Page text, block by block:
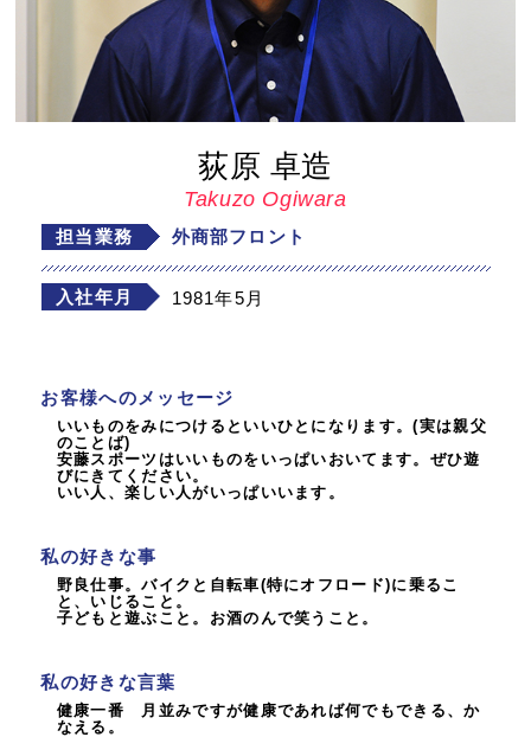
荻原 卓造
Takuzo Ogiwara
担当業務 外商部フロント
入社年月 1981年5月
お客様へのメッセージ
いいものをみにつけるといいひとになります。(実は親父
のことば)
安藤スポーツはいいものをいっぱいおいてます。ぜひ遊
びにきてください。
いい人、楽しい人がいっぱいいます。
私の好きな事
野良仕事。バイクと自転車(特にオフロード)に乗るこ
と、いじること。
子どもと遊ぶこと。お酒のんで笑うこと。
私の好きな言葉
健康一番 月並みですが健康であれば何でもできる、か
なえる。